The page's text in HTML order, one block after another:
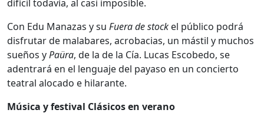
difícil todavía, al casi imposible.
Con Edu Manazas y su Fuera de stock el público podrá
disfrutar de malabares, acrobacias, un mástil y muchos
sueños yPaüra, de la de la Cía. Lucas Escobedo, se
adentrará en el lenguaje del payaso en un concierto
teatral alocado e hilarante.
Música y festival Clásicos en verano